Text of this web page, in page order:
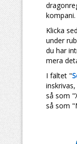
kompani.
Klicka
under
du har
mera
I fältet "
så som
så som